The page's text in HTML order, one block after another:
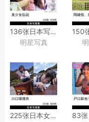
136张日本写真偶像模特
[ワッフル
特別編集]
『美少女伝説』
明星写真
150
[
225张日本女星美少女川
83张